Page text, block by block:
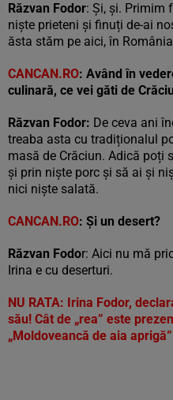
Răzvan Fodor: Și, și. Primim
niște prieteni și finuți de-ai
ăsta stăm pe aici, în
CANCAN.RO: Având în
culinară, ce vei găti de
Răzvan Fodor: De ceva ani
treaba asta cu tradiționalul
masă de Crăciun. Adică poți
și prin niște porc și să ai și
nici niște salată.
CANCAN.RO: Și un desert?
Răzvan Fodor: Aici nu mă
Irina e cu deserturi.
NU RATA: Irina Fodor,
său! Cât de „rea” este
„Moldoveancă de aia aprigă”